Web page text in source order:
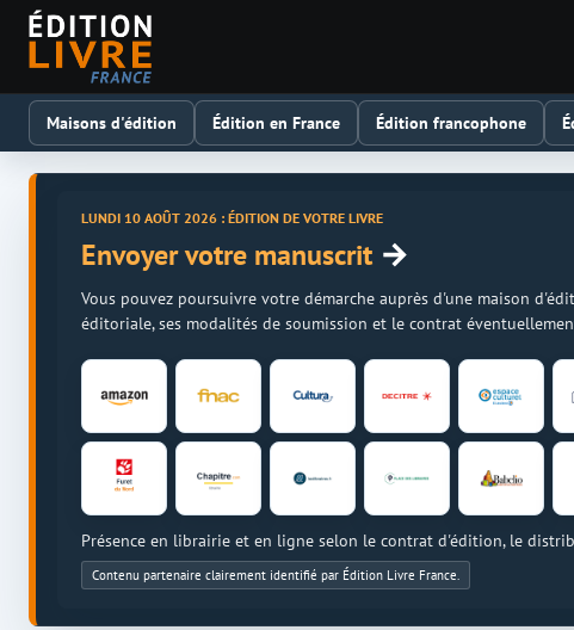
Maisons d'édition Édition en France Édition francophone
LUNDI 10 AOÛT 2026 : ÉDITION DE VOTRE LIVRE
Envoyer votre manuscrit →
Vous pouvez poursuivre votre démarche auprès d'une maison
éditoriale, ses modalités de soumission et le contrat
Présence en librairie et en ligne selon le contrat d'édition, le
Contenu partenaire clairement identifié par Édition Livre France.